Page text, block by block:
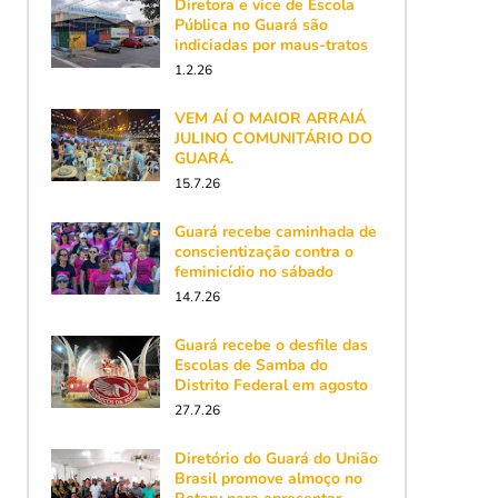
Diretora e vice de Escola
Pública no Guará são
indiciadas por maus-tratos
1.2.26
VEM AÍ O MAIOR ARRAIÁ
JULINO COMUNITÁRIO DO
GUARÁ.
15.7.26
Guará recebe caminhada de
conscientização contra o
feminicídio no sábado
14.7.26
Guará recebe o desfile das
Escolas de Samba do
Distrito Federal em agosto
27.7.26
Diretório do Guará do União
Brasil promove almoço no